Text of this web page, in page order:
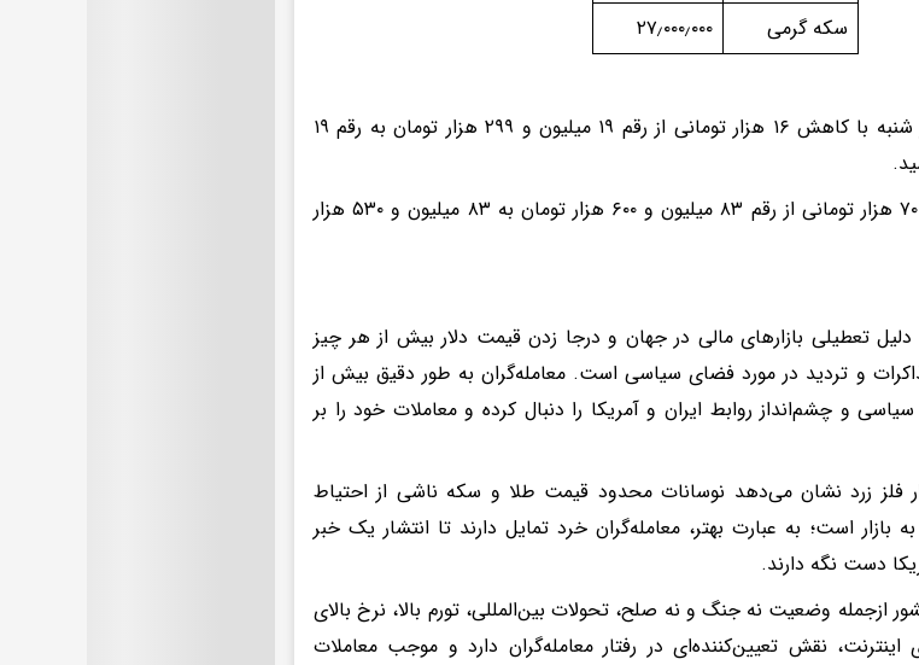
سکه گرمی
۲۷٫۰۰۰٫۰۰۰
هر گرم طلای ۱۸ عیار در روز شنبه با کاهش ۱۶ هزار تومانی از رقم ۱۹ میلیون و ۲۹۹ هزار تومان به رقم ۱۹
هر مثقال طلا نیز با کاهش ۷۰ هزار تومانی از رقم ۸۳ میلیون و ۶۰۰ هزار تومان به ۸۳ میلیون و ۵۳۰ هزار
تعطیلی بازارهای مالی در جهان و درجا زدن قیمت دلار بیش از هر چیز
و تردید در مورد فضای سیاسی است. معامله‌گران به طور دقیق بیش از
و چشم‌انداز روابط ایران و آمریکا را دنبال کرده و معاملات خود را بر
اقتصاد ۲۴ از بازار فلز زرد نشان می‌دهد نوسانات محدود قیمت طلا و سکه ناشی از احتیاط
بازار است؛ به عبارت بهتر، معامله‌گران خرد تمایل دارند تا انتشار یک خبر
دست نگه دارند.
ازجمله وضعیت نه جنگ و نه صلح، تحولات بین‌المللی، تورم بالا، نرخ بالای
نقش تعیین‌کننده‌ای در رفتار معامله‌گران دارد و موجب معاملات